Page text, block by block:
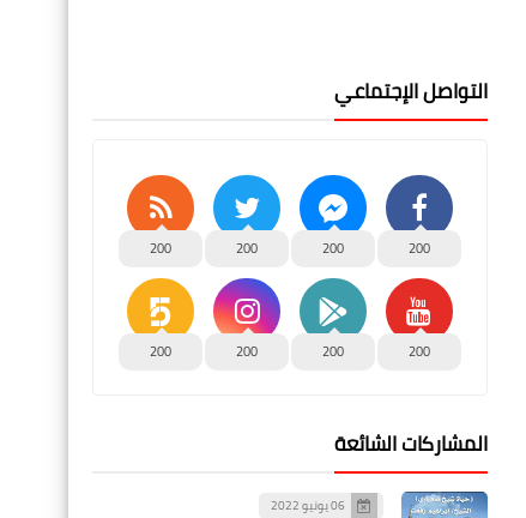
التواصل الإجتماعي
200
200
200
200
200
200
200
200
المشاركات الشائعة
06 يونيو 2022